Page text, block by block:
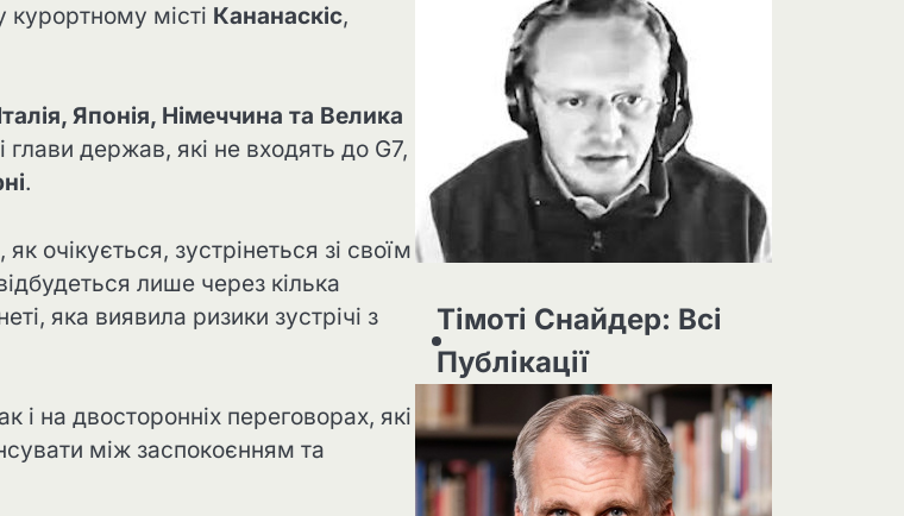
курортному місті Кананаскіс,
Японія, Німеччина та Велика
держав, які не входять до G7,
.
як очікується, зустрінеться зі своїм
лише через кілька
яка виявила ризики зустрічі з
і на двосторонніх переговорах, які
між заспокоєнням та
Тімоті Снайдер: Всі
Публікації